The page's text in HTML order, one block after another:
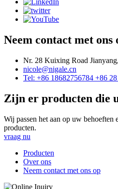
Neem contact met ons
Nr. 28 Kuixing Road
nicole@nigale.cn
Tel: +86 18682756784 +86
Zijn er producten die
Wij passen het aan op uw behoeften
producten.
vraag nu
Producten
Over ons
Neem contact met ons op